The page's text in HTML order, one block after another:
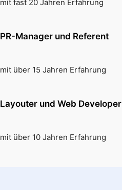
mit fast 20 Jahren Erfahrung
PR-Manager und Referent
mit über 15 Jahren Erfahrung
Layouter und Web Developer
mit über 10 Jahren Erfahrung